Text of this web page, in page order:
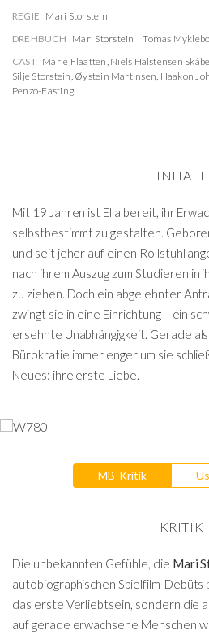
REGIE Mari Storstein
DREHBUCH Mari Storstein
Tomas
CAST Marie Flaatten, Niels Halstensen
Silje Storstein, Øystein Martinsen, Haakon
Penzo-Fasting
INHALT
Mit 19 Jahren ist Ella bereit, ihr
selbstbestimmt zu gestalten.
und seit jeher auf einen Rollstuhl
nach ihrem Auszug zum Studieren
zu ziehen. Doch ein abgelehnter
zwingt sie in eine Einrichtung – ein
ersehnte Unabhängigkeit. Gerade
Bürokratie immer enger um sie
Neues: ihre erste Liebe.
MB-Kritik
KRITIK
Die unbekannten Gefühle, die Mari
autobiographischen Spielfilm-
das erste Verliebtsein, sondern die
auf gerade erwachsene Menschen